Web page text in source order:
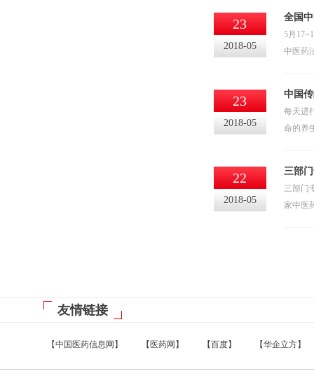
23
2018-05
全国
5月
中医药
23
2018-05
中国
每天进
命的养
22
2018-05
三部
三部门
家中医
友情链接
【中国医药信息网】 【医药网】 【百度】 【华企立方】